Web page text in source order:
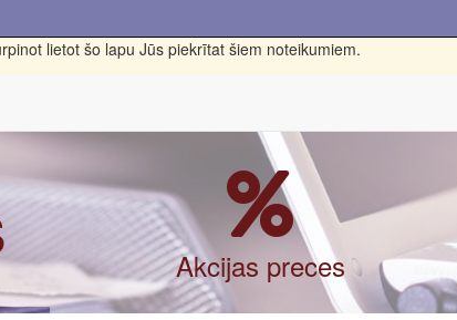
lietot šo lapu Jūs piekrītat šiem noteikumiem.
Akcijas preces